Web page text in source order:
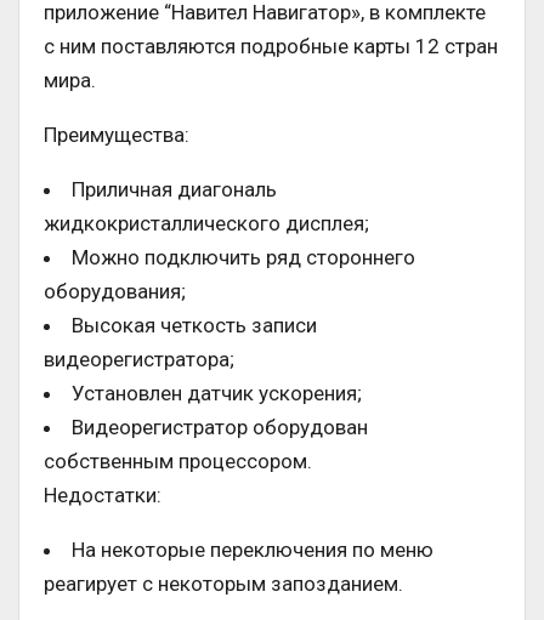
приложение “Навител Навигатор», в комплекте
с ним поставляются подробные карты 12 стран
мира.
Преимущества:
Приличная диагональ
жидкокристаллического дисплея;
Можно подключить ряд стороннего
оборудования;
Высокая четкость записи
видеорегистратора;
Установлен датчик ускорения;
Видеорегистратор оборудован
собственным процессором.
Недостатки:
На некоторые переключения по меню
реагирует с некоторым запозданием.